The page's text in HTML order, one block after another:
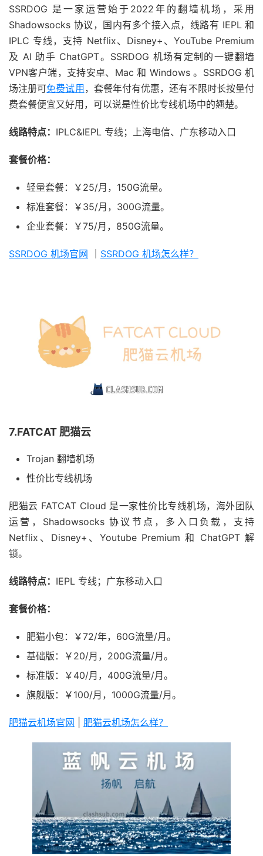
SSRDOG 是一家运营始于2022年的翻墙机场，采用
Shadowsocks 协议，国内有多个接入点，线路有 IEPL 和
IPLC 专线，支持 Netflix、Disney+、YouTube Premium
及 AI 助手 ChatGPT。SSRDOG 机场有定制的一键翻墙
VPN客户端，支持安卓、Mac 和 Windows 。SSRDOG 机
场注册可免费试用 ，套餐年付有优惠，还有不限时长按量付
费套餐便宜又好用，可以说是性价比专线机场中的翘楚。
线路特点： IPLC&IEPL 专线；上海电信、广东移动入口
套餐价格：
轻量套餐：￥25/月，150G流量。
标准套餐：￥35/月，300G流量。
企业套餐：￥75/月，850G流量。
SSRDOG 机场官网 SSRDOG 机场怎么样？
7.FATCAT 肥猫云
Trojan 翻墙机场
性价比专线机场
肥猫云 FATCAT Cloud 是一家性价比专线机场，海外团队
运营，Shadowsocks 协议节点，多入口负载，支持
Netflix、Disney+、Youtube Premium 和 ChatGPT 解
锁。
线路特点： IEPL 专线；广东移动入口
套餐价格：
肥猫小包：￥72/年，60G流量/月。
基础版：￥20/月，200G流量/月。
标准版：￥40/月，400G流量/月。
旗舰版：￥100/月，1000G流量/月。
肥猫云机场官网 肥猫云机场怎么样？